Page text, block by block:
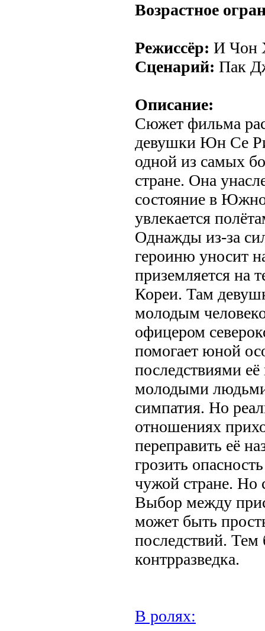
Возрастное
Режиссёр: И Чон
Сценарий: Пак
Описание:
Сюжет фильма
девушки Юн Се
одной из самых
стране. Она
состояние в
увлекается
Однажды из-за
героиню уносит
приземляется на
Кореи. Там
молодым
офицером
помогает юной
последствиями
молодыми
симпатия. Но
отношениях
переправить её
грозить
чужой стране. Но
Выбор между
может быть
последствий.
контрразведка.
В ролях: